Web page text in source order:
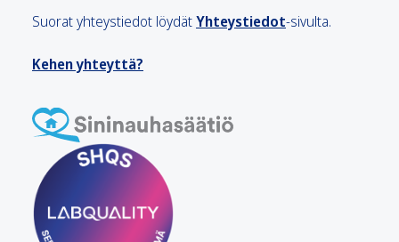
Suorat yhteystiedot löydätYhteystiedot-sivulta.
Kehen yhteyttä?